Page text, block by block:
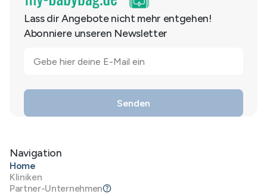
Lass dir Angebote nicht mehr entgehen!
Abonniere unseren Newsletter
Navigation
Home
Kliniken
Partner-Unternehmen